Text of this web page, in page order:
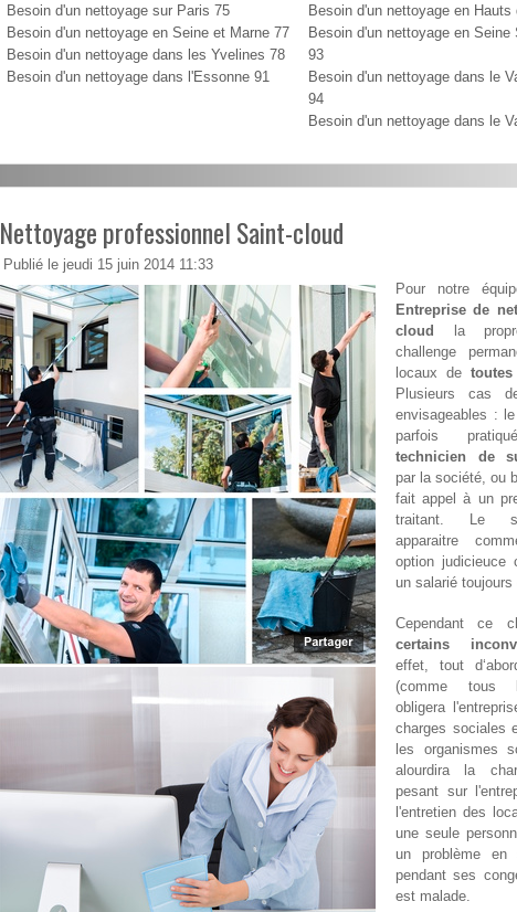
Besoin d'un nettoyage sur Paris 75
Besoin d'un nettoyage en Seine et Marne 77
Besoin d'un nettoyage dans les Yvelines 78
Besoin d'un nettoyage dans l'Essonne 91
Besoin d'un nettoyage en Hauts
Besoin d'un nettoyage en Seine
93
Besoin d'un nettoyage dans le
94
Besoin d'un nettoyage dans le
Nettoyage professionnel Saint-cloud
Publié le jeudi 15 juin 2014 11:33
Pour notre
Entreprise de
cloud
la
challenge
locaux de
Plusieurs cas
envisageables :
parfois
technicien de
par la société, ou
fait appel à un
traitant. Le
apparaitre
option judicieuce
un salarié toujours
Cependant ce
certains
effet, tout
(comme tous
obligera
charges sociales
les organismes
alourdira la
pesant sur
l'entretien des
une seule
un problème en
pendant ses
est malade.